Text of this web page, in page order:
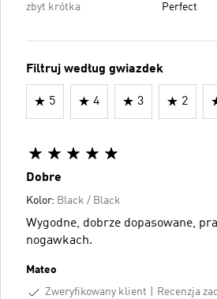
zbyt krótka Perfect
Filtruj według gwiazdek
5 4 3 2
Dobre
Kolor: Black / Black
Wygodne, dobrze dopasowane,
nogawkach.
Mateo
Zweryfikowany klient
Recenzja